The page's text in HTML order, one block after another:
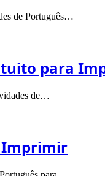
de Português…
para
de…
Imprimir